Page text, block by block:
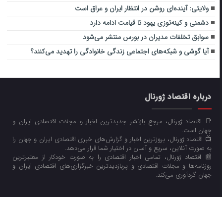
ولایتی: آینده‌ای روشن در انتظار ایران و عراق است
دشمنی و کینه‌توزی یهود تا قیامت ادامه دارد
سوابق تخلفات مدیران در بورس منتشر می‌شود
آیا گوشی و شبکه‌های اجتماعی زندگی خانوادگی را تهدید می‌کنند؟
درباره اقتصاد ژورنال
📑 اقتصاد ژورنال، مرجع بازنشر جدیدترین اخبار و مجلات اقتصادی ایران و
جهان است.
📺 اقتصاد ژورنال، بروزترین اخبار و گزارش‌های خبری اقتصادی ایران و جهان را
به صورت آنلاین، سریع و آسان در اختیار شما قرار می‌‌دهد.
📰 اقتصاد ژورنال، تمامی اخبار اقتصادی را به صورت خودکار از معتبرترین
روزنامه‌ها و مجلات اقتصادی و پربازدیدترین خبرگزاری‌های اقتصادی ایران و
جهان گردآوری می‌کند.